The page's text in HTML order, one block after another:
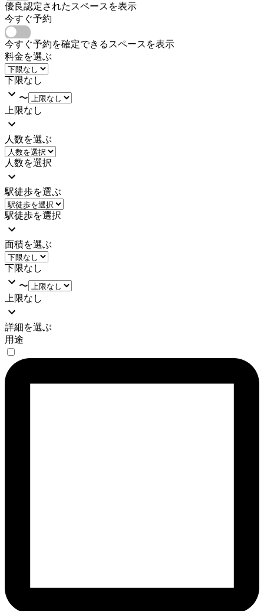
優良認定されたスペースを表示
今すぐ予約
今すぐ予約を確定できるスペースを表示
料金を選ぶ
下限なし
〜
上限なし
人数を選ぶ
人数を選択
駅徒歩を選ぶ
駅徒歩を選択
面積を選ぶ
下限なし
〜
上限なし
詳細を選ぶ
用途